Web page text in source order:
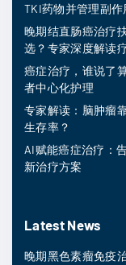
TKI药物并管理副作
晚期结直肠癌治疗
选？专家深度解读
癌症治疗，谁说了
者中心化护理
专家解读：脑肿瘤
生存率？
AI赋能癌症治疗：
新治疗方案
Latest News
晚期黑色素瘤免疫